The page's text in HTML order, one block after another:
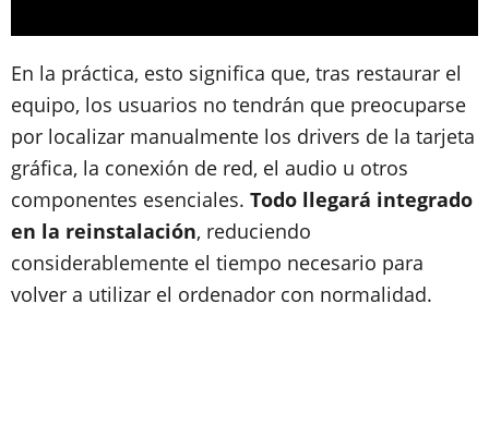
En la práctica, esto significa que, tras restaurar el
equipo, los usuarios no tendrán que preocuparse
por localizar manualmente los drivers de la tarjeta
gráfica, la conexión de red, el audio u otros
componentes esenciales. Todo llegará integrado
en la reinstalación, reduciendo
considerablemente el tiempo necesario para
volver a utilizar el ordenador con normalidad.